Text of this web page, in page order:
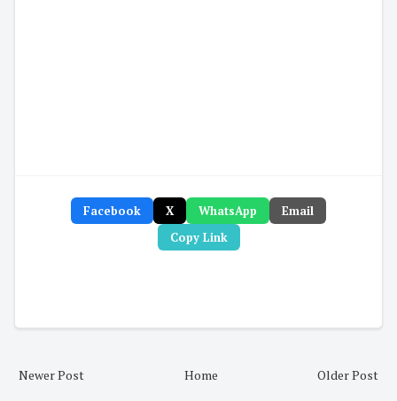
Facebook X WhatsApp
Email
Copy Link
Newer Post Older Post
Home